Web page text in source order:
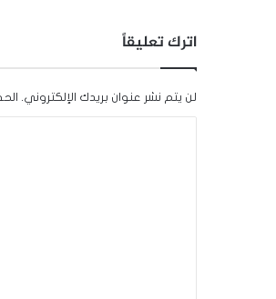
اترك تعليقاً
لن يتم نشر عنوان بريدك الإلكتروني.